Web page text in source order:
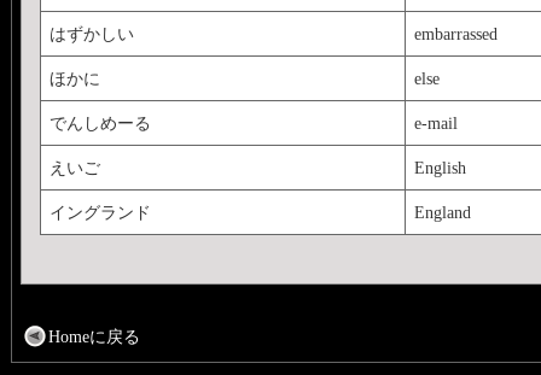
はずかしい embarrassed
ほかに else
でんしめーる e-mail
えいご English
イングランド England
Homeに戻る